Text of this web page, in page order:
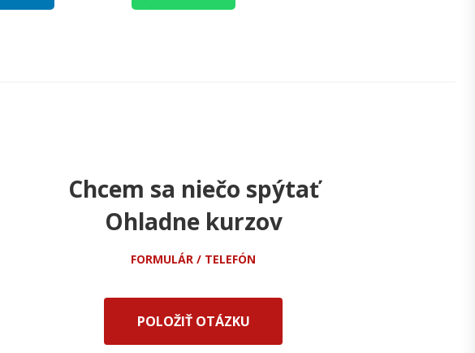
Chcem sa niečo spýtať
Ohladne kurzov
FORMULÁR / TELEFÓN
POLOŽIŤ OTÁZKU